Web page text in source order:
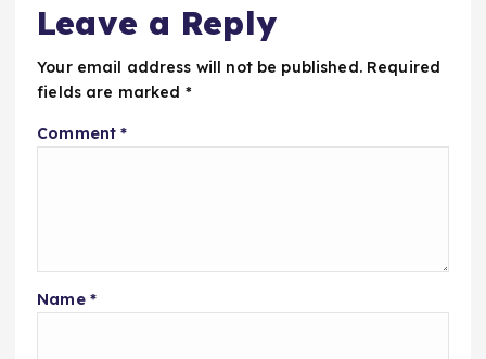
Leave a Reply
Your email address will not be published. Required
fields are marked *
Comment*
Name *